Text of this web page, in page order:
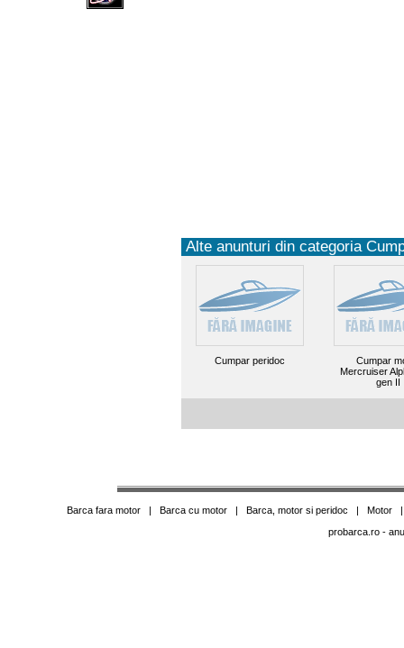
Alte anunturi din categoria
Cumpar peridoc
Cumpar
Mercruiser
gen II
Barca fara motor| Barca cu motor| Barca, motor si peridoc | Motor
probarca.ro-